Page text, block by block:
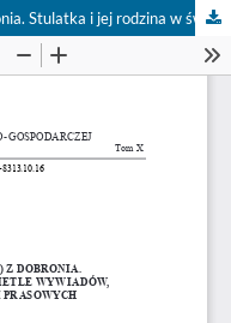
Stefania Madej (1901–2010) z Dobronia. Stulatka i jej rodzina w świetle wywiadów, wspomnień i publikacji prasowych